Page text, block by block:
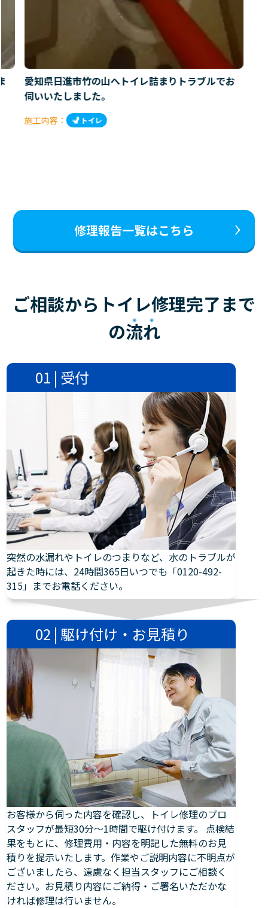
愛知県日進市竹の山へトイレ詰まりトラブルでお
伺いいたしました。
施工内容： トイレ
修理報告一覧はこちら
ご相談からトイレ修理完了まで
の流れ
01 | 受付
突然の水漏れやトイレのつまりなど、水のトラブルが
起きた時には、24時間365日いつでも「0120-492-
315」までお電話ください。
02 | 駆け付け・お見積り
お客様から伺った内容を確認し、トイレ修理のプロ
スタッフが最短30分～1時間で駆け付けます。 点検結
果をもとに、修理費用・内容を明記した無料のお見
積りを提示いたします。作業やご説明内容に不明点が
ございましたら、遠慮なく担当スタッフにご相談く
ださい。お見積り内容にご納得・ご署名いただかな
ければ修理は行いません。